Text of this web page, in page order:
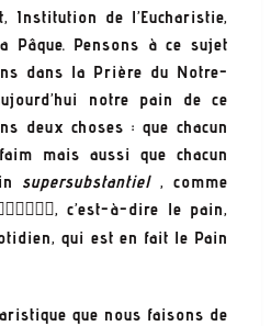
Institution de l’Eucharistie,
Pâque. Pensons à ce sujet
dans la Prière du Notre-
notre pain de ce
deux choses : que chacun
mais aussi que chacun
supersubstantiel , comme
, c’est-à-dire le pain,
qui est en fait le Pain
que nous faisons de